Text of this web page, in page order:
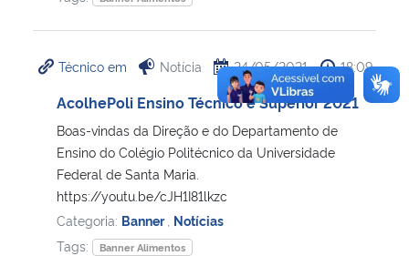
Técnico em Notícia 24/05/2021 18:09
AcolhePoli Ensino Técnico e Superior 2021
Boas-vindas da Direção e do Departamento de
Ensino do Colégio Politécnico da Universidade
Federal de Santa Maria.
https://youtu.be/cJH1I81lkzc
Categoria: Banner Notícias
Tags:
Banner Alimentos